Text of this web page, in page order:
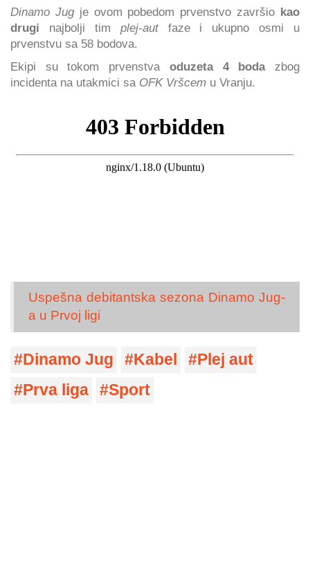
Dinamo Jugje ovom pobedom prvenstvo završio kao
drugi najbolji tim plej-autfaze i ukupno osmi u
prvenstvu sa 58 bodova.
Ekipi su tokom prvenstva oduzeta 4 bodazbog
incidenta na utakmici sa OFK Vršcem u Vranju.
Uspešna debitantska sezona Dinamo Jug-
a u Prvoj ligi
Dinamo Jug Kabel
Plej aut
Prva liga
Sport